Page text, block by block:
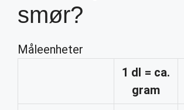
smør?
Måleenheter
1 dl = ca.
gram